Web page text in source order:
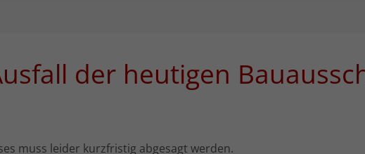
der heutigen
muss leider kurzfristig abgesagt werden.